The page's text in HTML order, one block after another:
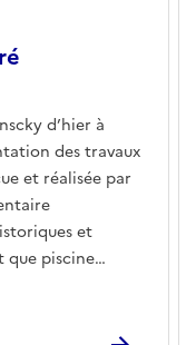
d’hier à
des travaux
et réalisée par
et
que piscine
européennes du